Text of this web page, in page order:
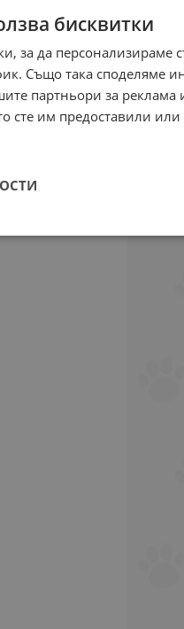
бисквитки
за да персонализираме
Също така споделяме
партньори за
сте им предоставили